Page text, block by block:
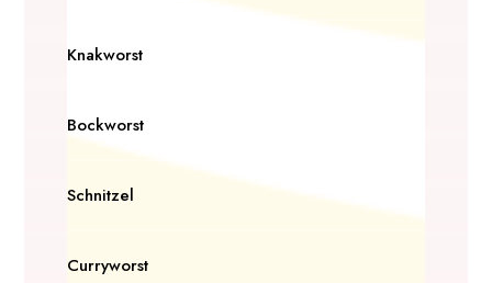
Knakworst
Bockworst
Schnitzel
Curryworst